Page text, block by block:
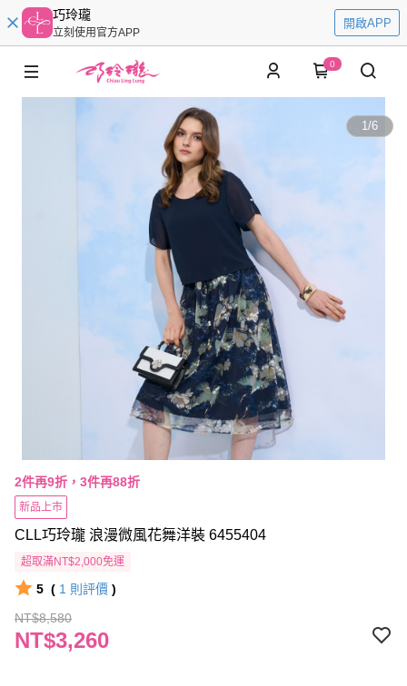
巧玲瓏
立刻使用官方APP
開啟APP
0
1/6
2件再9折，3件再88折
新品上市
CLL巧玲瓏 浪漫微風花舞洋裝 6455404
超取滿NT$2,000免運
5 ( 1 則評價 )
NT$8,580
NT$3,260